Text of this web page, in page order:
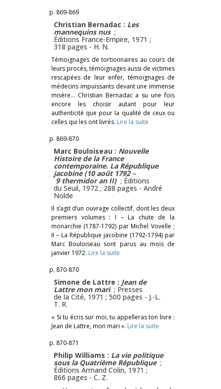
p. 869-869
Christian Bernadac : Les
mannequins nus ;
Éditions France-Empire, 1971 ;
318 pages - H. N.
Témoignages de tortionnaires au cours de
leurs procès, témoignages aussi de victimes
rescapées de leur enfer, témoignages de
médecins impuissants devant une immense
misère… Christian Bernadac a su une fois
encore les choisir autant pour leur
authenticité que pour la qualité de ceux ou
celles qui les ont livrés. Lire la suite
p. 869-870
Marc Bouloiseau : Nouvelle
Histoire de la France
contemporaine. La République
jacobine (10 août 1792 –
9 thermidor an II) ; Éditions
du Seuil, 1972 ; 288 pages - André
Nolde
Il s’agit d’un ouvrage collectif, dont les deux
premiers volumes : I – La chute de la
monarchie (1787-1792) par Michel Vovelle ;
II – La République jacobine (1792-1794) par
Marc Bouloiseau sont parus au mois de
janvier 1972. Lire la suite
p. 870-870
Simone de Lattre : Jean de
Lattre mon mari ; Presses
de la Cité, 1971 ; 500 pages - J.-L.
T. R.
« Si tu écris sur moi, tu appelleras ton livre :
Jean de Lattre, mon mari ». Lire la suite
p. 870-871
Philip Williams : La vie politique
sous la Quatrième République ;
Éditions Armand Colin, 1971 ;
866 pages - C. Z.